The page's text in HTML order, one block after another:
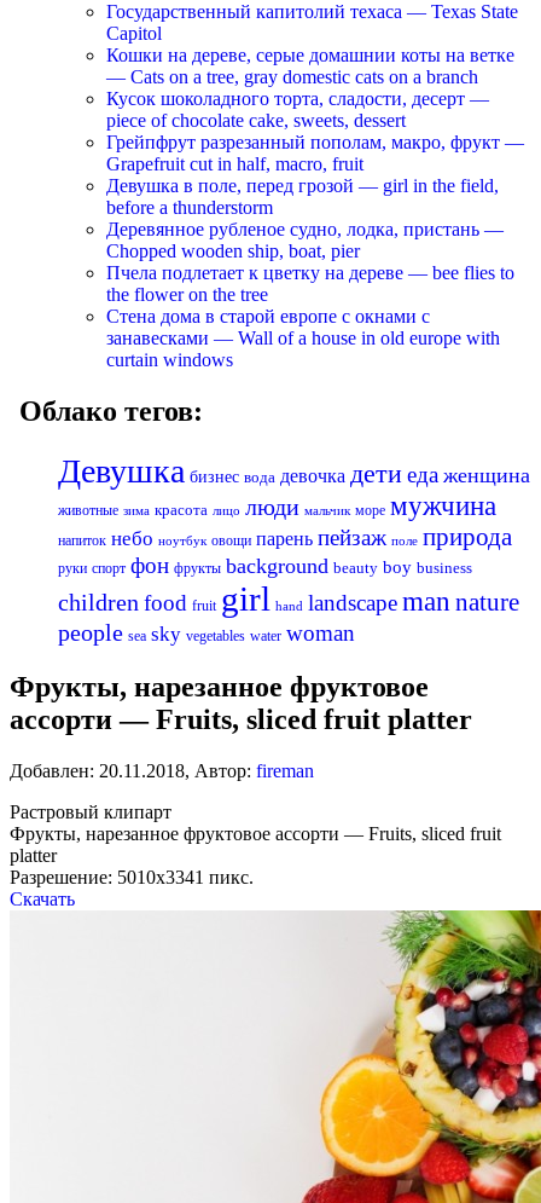
Государственный капитолий техаса — Texas State
Capitol
Кошки на дереве, серые домашнии коты на ветке
— Cats on a tree, gray domestic cats on a branch
Кусок шоколадного торта, сладости, десерт —
piece of chocolate cake, sweets, dessert
Грейпфрут разрезанный пополам, макро, фрукт —
Grapefruit cut in half, macro, fruit
Девушка в поле, перед грозой — girl in the field,
before a thunderstorm
Деревянное рубленое судно, лодка, пристань —
Chopped wooden ship, boat, pier
Пчела подлетает к цветку на дереве — bee flies to
the flower on the tree
Стена дома в старой европе с окнами с
занавесками — Wall of a house in old europe with
curtain windows
Облако тегов:
Девушка бизнес вода девочка детиеда женщина
животные зима красота лицо люди мальчик море мужчина
напиток небо ноутбук овощи парень пейзаж поле природа
руки спорт фон фрукты background beauty boy business
childrenfood fruit girl hand landscapeman nature
people sea sky vegetables water woman
Фрукты, нарезанное фруктовое
ассорти — Fruits, sliced fruit platter
Добавлен: 20.11.2018, Автор: fireman
Растровый клипарт
Фрукты, нарезанное фруктовое ассорти — Fruits, sliced fruit
platter
Разрешение: 5010х3341 пикс.
Скачать